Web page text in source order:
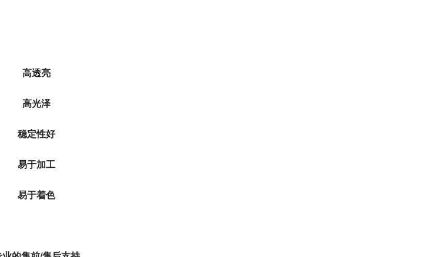
高透亮
高光泽
稳定性好
易于加工
易于着色